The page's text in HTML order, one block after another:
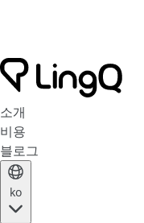
소개
비용
블로그
ko